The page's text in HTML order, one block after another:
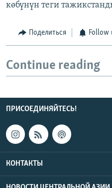
көбүнүн теги
Поделиться Follow
Continue reading
ПРИСОЕДИНЯЙТЕСЬ!
КОНТАКТЫ